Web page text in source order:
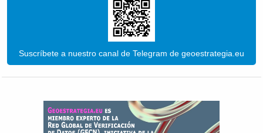
Suscríbete a nuestro canal de Telegram de geoestrategia.eu